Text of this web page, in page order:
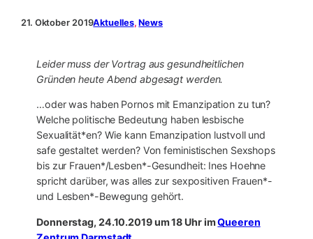
21. Oktober 2019Aktuelles, News
Leider muss der Vortrag aus gesundheitlichen
Gründen heute Abend abgesagt werden.
…oder was haben Pornos mit Emanzipation zu tun?
Welche politische Bedeutung haben lesbische
Sexualität*en? Wie kann Emanzipation lustvoll und
safe gestaltet werden? Von feministischen Sexshops
bis zur Frauen*/Lesben*-Gesundheit: Ines Hoehne
spricht darüber, was alles zur sexpositiven Frauen*-
und Lesben*-Bewegung gehört.
Donnerstag, 24.10.2019 um 18 Uhr imQueeren